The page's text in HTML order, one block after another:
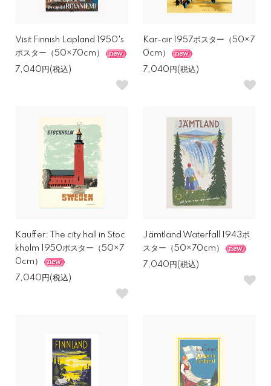
Visit Finnish Lapland 1950's
ポスター（50×70cm）
7,040円(税込)
Kar-air 1957ポスター（50×7
0cm）
7,040円(税込)
Kauffer: The city hall in Stoc
kholm 1950ポスター（50×7
0cm）
7,040円(税込)
Jämtland Waterfall 1943ポ
スター（50×70cm）
7,040円(税込)